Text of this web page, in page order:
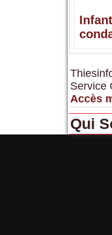
Service
Accès
Qui